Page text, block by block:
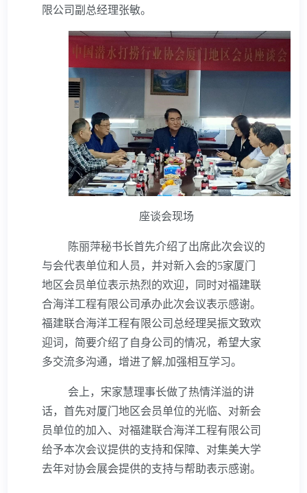
限公司副总经理张敏。
座谈会现场
陈丽萍秘书长首先介绍了出席此次会议的
与会代表单位和人员，并对新入会的5家厦门
地区会员单位表示热烈的欢迎，同时对福建联
合海洋工程有限公司承办此次会议表示感谢。
福建联合海洋工程有限公司总经理吴振文致欢
迎词，简要介绍了自身公司的情况，希望大家
多交流多沟通，增进了解,加强相互学习。
会上，宋家慧理事长做了热情洋溢的讲
话，首先对厦门地区会员单位的光临、对新会
员单位的加入、对福建联合海洋工程有限公司
给予本次会议提供的支持和保障、对集美大学
去年对协会展会提供的支持与帮助表示感谢。